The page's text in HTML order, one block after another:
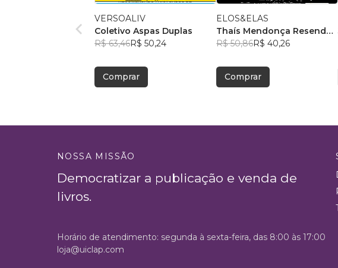
VERSOALIV
Coletivo Aspas Duplas
R$ 63,46R$ 50,24
Comprar
ELOS&ELAS
Thaís Mendonça Resende,
+23
R$ 50,86R$ 40,26
Comprar
NOSSA MISSÃO
Democratizar a publicação e venda de
livros.
Horário de atendimento: segunda à sexta-feira, das 8:00 às 17:00
loja@uiclap.com